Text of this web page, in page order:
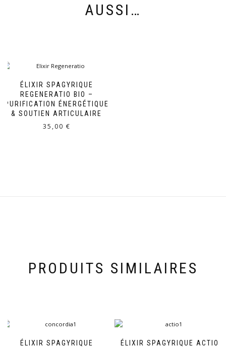
AUSSI…
ÉLIXIR SPAGYRIQUE
REGENERATIO BIO –
PURIFICATION ÉNERGÉTIQUE
& SOUTIEN ARTICULAIRE
35,00 €
PRODUITS SIMILAIRES
ÉLIXIR SPAGYRIQUE
ÉLIXIR SPAGYRIQUE ACTIO